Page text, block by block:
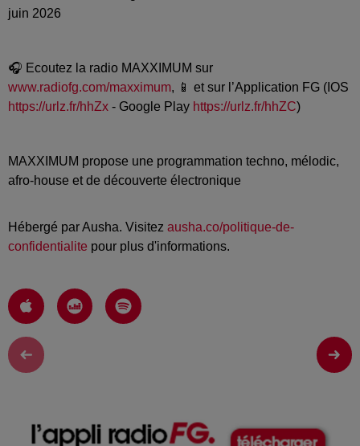
juin 2026
🎧 Ecoutez la radio MAXXIMUM sur
www.radiofg.com/maxximum, 📱 et sur l’Application FG (IOS
https://urlz.fr/hhZx - Google Play https://urlz.fr/hhZC)
MAXXIMUM propose une programmation techno, mélodic,
afro-house et de découverte électronique
Hébergé par Ausha. Visitez ausha.co/politique-de-
confidentialite pour plus d'informations.